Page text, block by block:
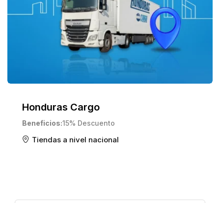
Honduras Cargo
Beneficios 15% Descuento
Tiendas a nivel nacional